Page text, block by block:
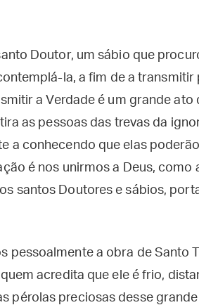
Doutor, um sábio que
la, a fim de a transmitir
a Verdade é um grande
as pessoas das trevas da
a conhecendo que elas
é nos unirmos a Deus, como
santos Doutores e sábios,
pessoalmente a obra de Santo
acredita que ele é frio,
pérolas preciosas desse